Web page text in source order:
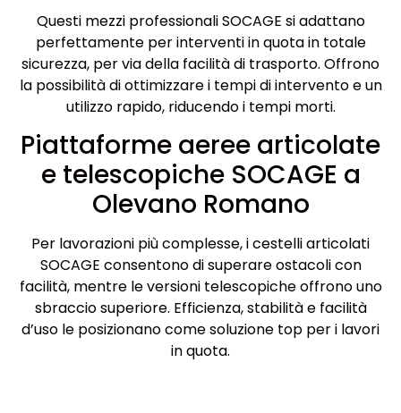
Questi mezzi professionali SOCAGE si adattano
perfettamente per interventi in quota in totale
sicurezza, per via della facilità di trasporto. Offrono
la possibilità di ottimizzare i tempi di intervento e un
utilizzo rapido, riducendo i tempi morti.
Piattaforme aeree articolate
e telescopiche SOCAGE a
Olevano Romano
Per lavorazioni più complesse, i cestelli articolati
SOCAGE consentono di superare ostacoli con
facilità, mentre le versioni telescopiche offrono uno
sbraccio superiore. Efficienza, stabilità e facilità
d’uso le posizionano come soluzione top per i lavori
in quota.